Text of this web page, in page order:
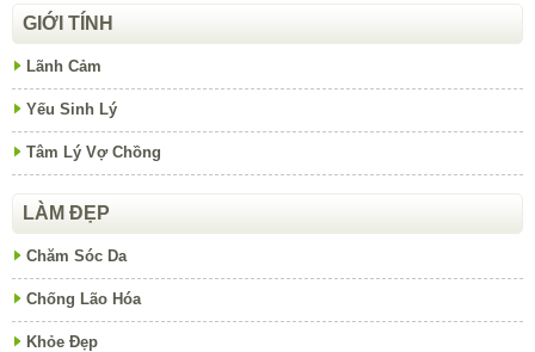
GIỚI TÍNH
Lãnh Cảm
Yếu Sinh Lý
Tâm Lý Vợ Chồng
LÀM ĐẸP
Chăm Sóc Da
Chống Lão Hóa
Khỏe Đẹp